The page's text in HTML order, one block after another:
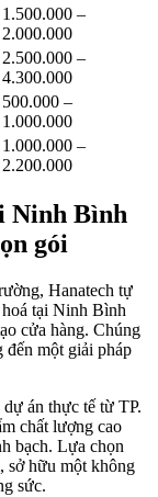
1.500.000 –
2.000.000
2.500.000 –
4.300.000
500.000 –
1.000.000
1.000.000 –
2.200.000
Ninh Bình
gói
Hanatech tự
hoá tại Ninh Bình
cửa hàng. Chúng
đến một giải pháp
án thực tế từ TP.
chất lượng cao
bạch. Lựa chọn
sở hữu một không
sức.